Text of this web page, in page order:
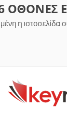
ΟΘΟΝΕΣ
η ιστοσελίδα